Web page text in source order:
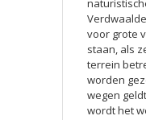
voor grote
staan, als
terrein
worden
wegen
wordt het